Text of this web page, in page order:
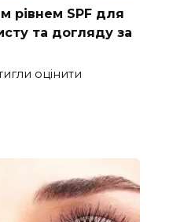
рівнем SPF для
та догляду за
оцінити